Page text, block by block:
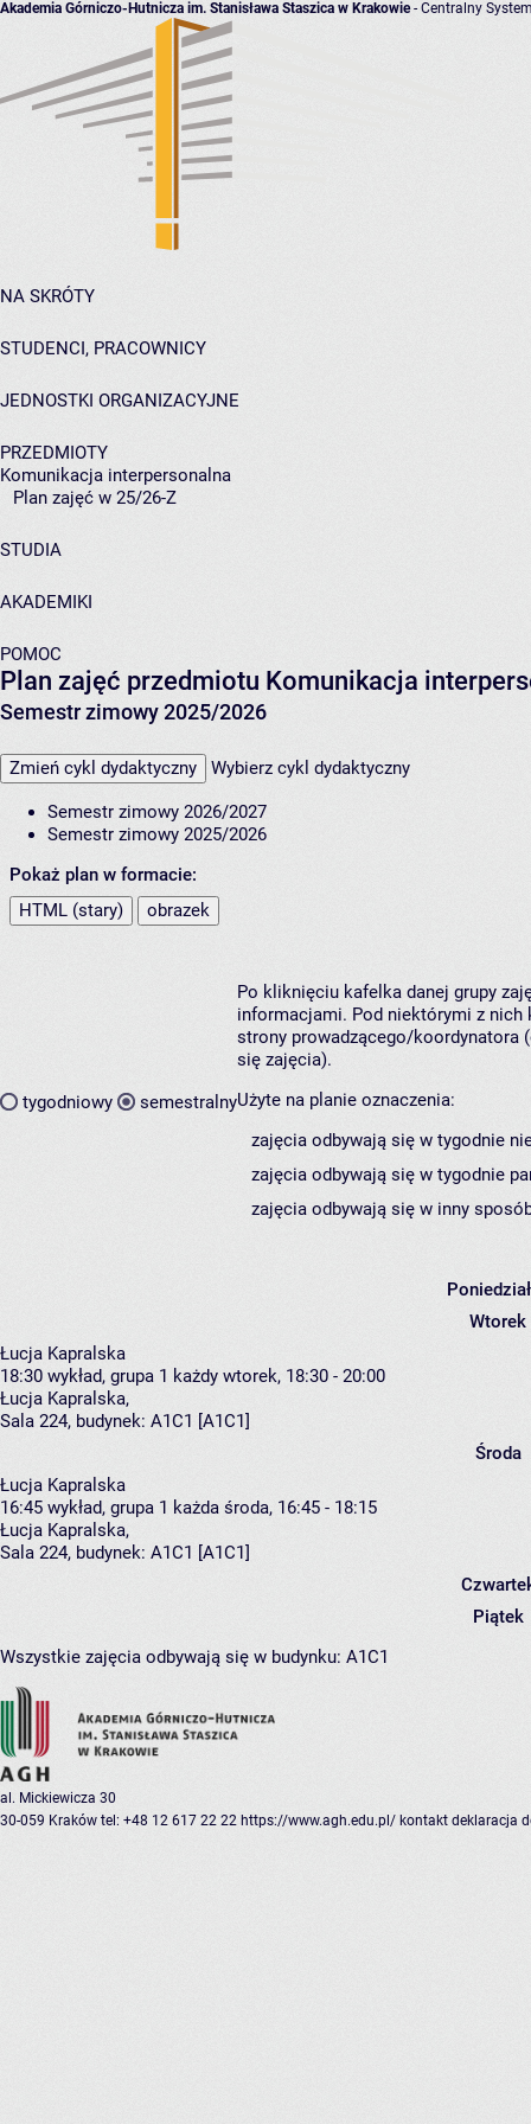
Akademia Górniczo-Hutnicza im. Stanisława Staszica w Krakowie- Centralny
NA SKRÓTY
STUDENCI, PRACOWNICY
JEDNOSTKI ORGANIZACYJNE
PRZEDMIOTY
Komunikacja interpersonalna
Plan zajęć w 25/26-Z
STUDIA
AKADEMIKI
POMOC
Plan zajęć przedmiotu Komunikacja
Semestr zimowy 2025/2026
Zmień cykl dydaktyczny Wybierz cykl dydaktyczny
Semestr zimowy 2026/2027
Semestr zimowy 2025/2026
Pokaż plan w formacie:
HTML (stary)
obrazek
tygodniowy semestralny
Po kliknięciu kafelka danej grupy
informacjami. Pod niektórymi z nich
strony prowadzącego/koordynatora
się zajęcia).
Użyte na planie oznaczenia:
zajęcia odbywają się w tygodnie
zajęcia odbywają się w tygodnie
zajęcia odbywają się w inny
Wtorek
Łucja Kapralska
18:30 wykład, grupa 1 każdy wtorek, 18:30 - 20:00
Łucja Kapralska,
Sala 224, budynek: A1C1 [A1C1]
Środa
Łucja Kapralska
16:45 wykład, grupa 1 każda środa, 16:45 - 18:15
Łucja Kapralska,
Sala 224, budynek: A1C1 [A1C1]
Piątek
Wszystkie zajęcia odbywają się w budynku: A1C1
al. Mickiewicza 30
30-059 Kraków tel: +48 12 617 22 22 https://www.agh.edu.pl/ kontakt deklaracja